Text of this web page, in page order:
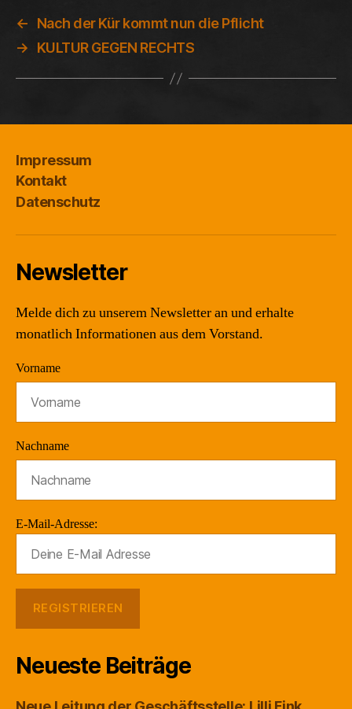
←
Nach der Kür kommt nun die Pflicht
→
KULTUR GEGEN RECHTS
Impressum
Kontakt
Datenschutz
Newsletter
Melde dich zu unserem Newsletter an und erhalte
monatlich Informationen aus dem Vorstand.
Vorname
Nachname
E-Mail-Adresse:
Neueste Beiträge